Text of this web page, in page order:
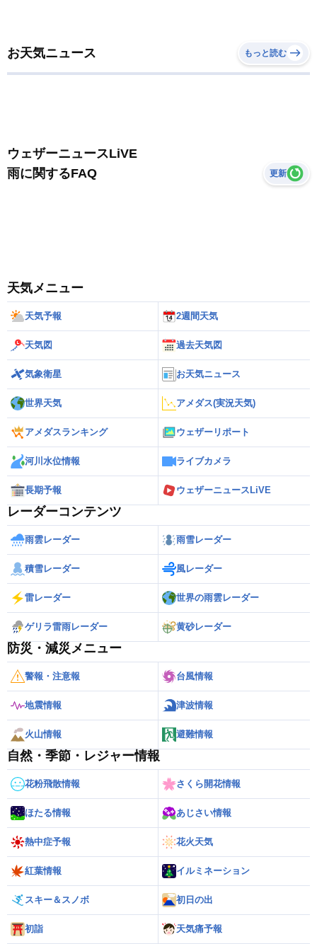
お天気ニュース もっと読む
ウェザーニュースLiVE
雨に関するFAQ
更新
天気メニュー
天気予報 2週間天気
天気図 過去天気図
気象衛星 お天気ニュース
世界天気 アメダス(実況天気)
アメダスランキング ウェザーリポート
河川水位情報 ライブカメラ
長期予報 ウェザーニュースLiVE
レーダーコンテンツ
雨雲レーダー 雨雪レーダー
積雪レーダー 風レーダー
雷レーダー 世界の雨雲レーダー
ゲリラ雷雨レーダー 黄砂レーダー
防災・減災メニュー
警報・注意報 台風情報
地震情報 津波情報
火山情報 避難情報
自然・季節・レジャー情報
花粉飛散情報 さくら開花情報
ほたる情報 あじさい情報
熱中症予報 花火天気
紅葉情報 イルミネーション
スキー＆スノボ 初日の出
初詣 天気痛予報